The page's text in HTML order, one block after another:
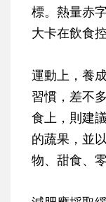
標。熱量赤
大卡在飲食控
運動上，養
習慣，差不
食上，則建
的蔬果，並
物、甜食、零